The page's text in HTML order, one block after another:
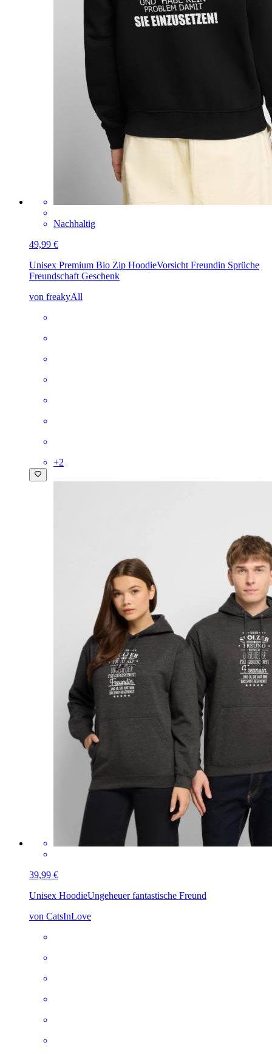
Nachhaltig
49,99 €
Unisex Premium Bio Zip HoodieVorsicht Freundin Sprüche
Freundschaft Geschenk
von freakyAll
+2
39,99 €
Unisex HoodieUngeheuer fantastische Freund
von CatsInLove